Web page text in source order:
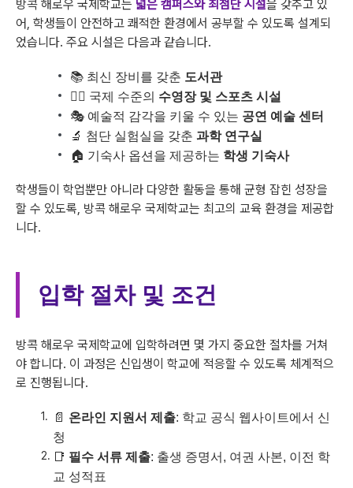
방콕 해로우 국제학교는 넓은 캠퍼스와 최첨단 시설을 갖추고 있
어, 학생들이 안전하고 쾌적한 환경에서 공부할 수 있도록 설계되
었습니다. 주요 시설은 다음과 같습니다.
📚 최신 장비를 갖춘 도서관
🏊‍♂️ 국제 수준의 수영장 및 스포츠 시설
🎭 예술적 감각을 키울 수 있는 공연 예술 센터
🔬 첨단 실험실을 갖춘 과학 연구실
🏠 기숙사 옵션을 제공하는 학생 기숙사
학생들이 학업뿐만 아니라 다양한 활동을 통해 균형 잡힌 성장을
할 수 있도록, 방콕 해로우 국제학교는 최고의 교육 환경을 제공합
니다.
입학 절차 및 조건
방콕 해로우 국제학교에 입학하려면 몇 가지 중요한 절차를 거쳐
야 합니다. 이 과정은 신입생이 학교에 적응할 수 있도록 체계적으
로 진행됩니다.
📄 온라인 지원서 제출: 학교 공식 웹사이트에서 신
청
📑 필수 서류 제출: 출생 증명서, 여권 사본, 이전 학
교 성적표